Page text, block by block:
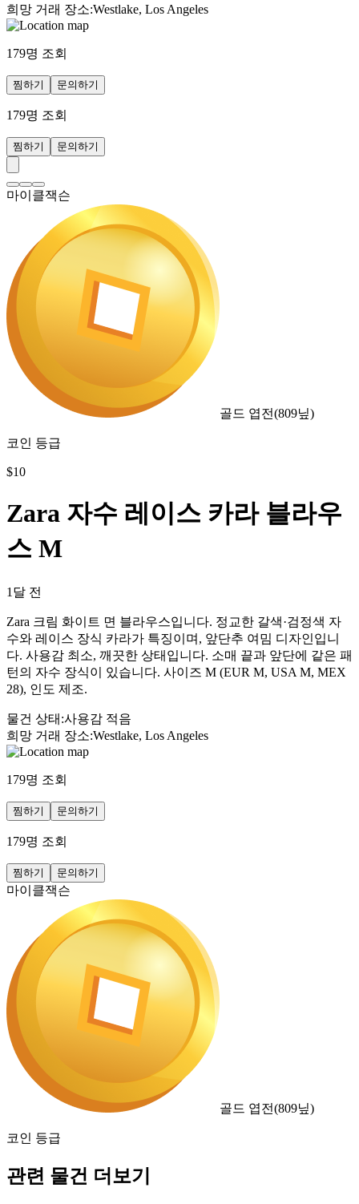
희망 거래 장소:Westlake, Los Angeles
179명 조회
찜하기 문의하기
179명 조회
찜하기 문의하기
마이클잭슨
골드 엽전(809닢)
코인 등급
$10
Zara 자수 레이스 카라 블라우
스 M
1달 전
Zara 크림 화이트 면 블라우스입니다. 정교한 갈색·검정색 자
수와 레이스 장식 카라가 특징이며, 앞단추 여밈 디자인입니
다. 사용감 최소, 깨끗한 상태입니다. 소매 끝과 앞단에 같은 패
턴의 자수 장식이 있습니다. 사이즈 M (EUR M, USA M, MEX
28), 인도 제조.
물건 상태 :사용감 적음
희망 거래 장소:Westlake, Los Angeles
179명 조회
찜하기 문의하기
179명 조회
찜하기 문의하기
마이클잭슨
골드 엽전(809닢)
코인 등급
관련 물건 더보기